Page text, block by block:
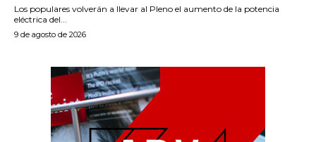
Los populares volverán a llevar al Pleno el aumento de la potencia
eléctrica del...
9 de agosto de 2026